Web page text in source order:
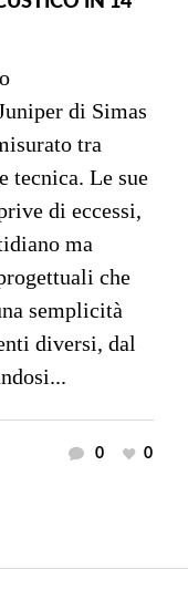
di Simas
tra
tecnica. Le sue
di eccessi,
ma
che
semplicità
diversi, dal
0 0